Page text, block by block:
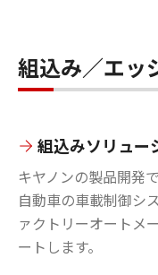
組込み／エッ
組込みソリュー
キヤノンの製品開発
自動車の車載制御シ
ァクトリーオートメ
ートします。